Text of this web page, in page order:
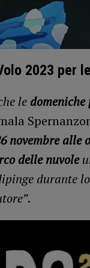
2023 per
le
novembre alle
delle nuvole
durante
.